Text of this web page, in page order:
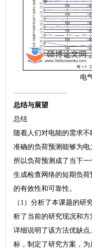
电
...........................
总结与展望
总结
随着人们对电能的需求
准确的负荷预测能够为电
所以负荷预测成了当下
生成检查网络的短期负
的有效性和可靠性。
（1）分析了本课题的研
析了当前的研究现况和方
详细说明了该方法优缺
标，制定了研究方案，为